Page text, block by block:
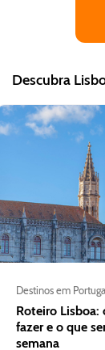
Descubra
Destinos em
Roteiro Lisboa:
fazer e o que
semana